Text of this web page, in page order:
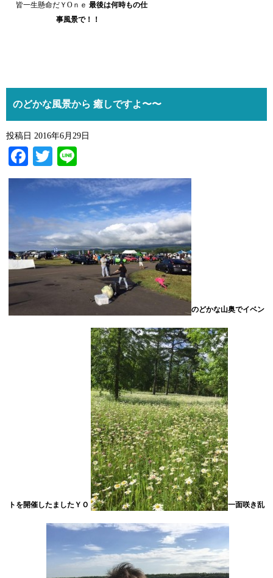
皆一生懸命だＹOｎｅ 最後は何時もの仕
事風景で！！
のどかな風景から 癒しですよ〜〜
投稿日 2016年6月29日
Facebook
Twitter
のどかな山奥でイベン
トを開催したましたＹＯ 一面咲き乱